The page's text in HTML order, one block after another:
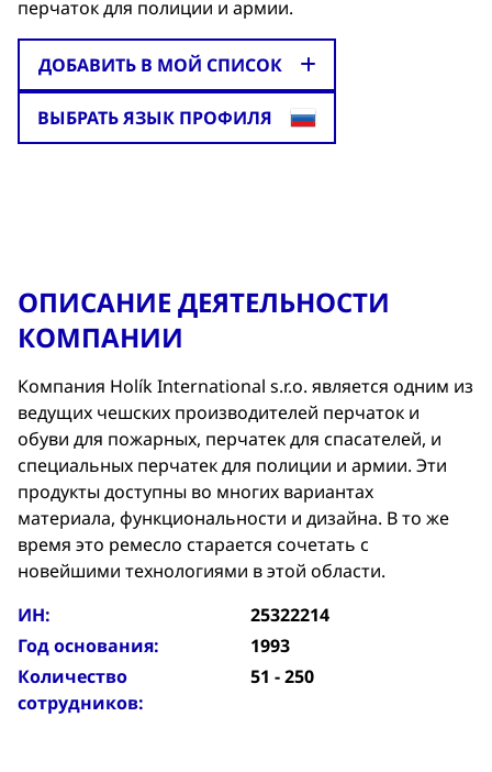
перчаток для полиции и армии.
ДОБАВИТЬ В МОЙ СПИСОК
ВЫБРАТЬ ЯЗЫК ПРОФИЛЯ
ОПИСАНИЕ ДЕЯТЕЛЬНОСТИ
КОМПАНИИ
Компания Holík International s.r.o. является одним из
ведущих чешских производителей перчаток и
обуви для пожарных, перчатек для спасателей, и
специальных перчатек для полиции и армии. Эти
продукты доступны во многих вариантах
материала, функциональности и дизайна. В то же
время это ремесло старается сочетать с
новейшими технологиями в этой области.
ИН:
25322214
Год основания:
1993
Количество
сотрудников:
51 - 250